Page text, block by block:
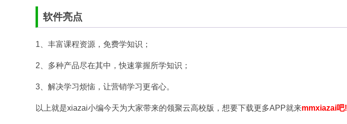
软件亮点
1、丰富课程资源，免费学知识；
2、多种产品尽在其中，快速掌握所学知识；
3、解决学习烦恼，让营销学习更省心。
以上就是xiazai小编今天为大家带来的领聚云高校版，想要下载更多APP就来mmxiazai吧!